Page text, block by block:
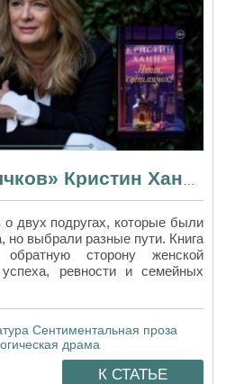
двух подругах, которые были
но выбрали разные пути. Книга
обратную сторону женской
ревности и семейных
Сентиментальная проза
драма
К СТАТЬЕ